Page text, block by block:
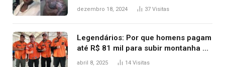
diz ‘foi mal’
dezembro 18, 2024 37 Visitas
Legendários: Por que homens pagam
até R$ 81 mil para subir montanha e
melhorar casamento?
abril 8, 2025 14 Visitas